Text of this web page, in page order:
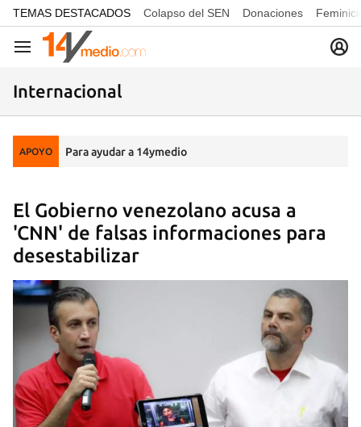
common.go-to-content
TEMAS DESTACADOS Colapso del SEN Donaciones
Navegación
Internacional
APOYO Para ayudar a 14ymedio
El Gobierno venezolano acusa a
'CNN' de falsas informaciones para
desestabilizar